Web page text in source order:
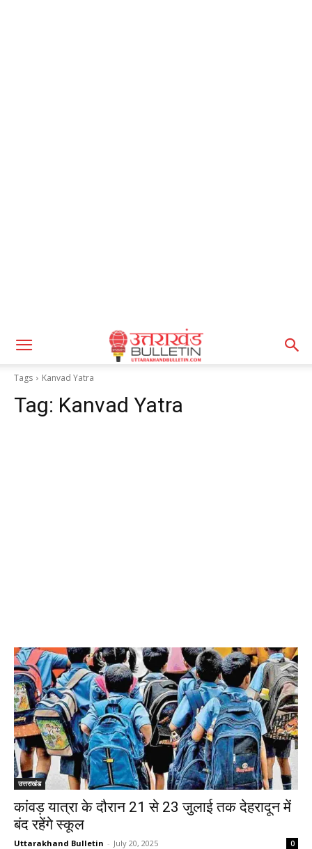
Tags Kanvad Yatra
Tag: Kanvad Yatra
उत्तराखंड
कांवड़ यात्रा के दौरान 21 से 23 जुलाई तक देहरादून में
बंद रहेंगे स्कूल
Uttarakhand Bulletin - July 20, 2025 0